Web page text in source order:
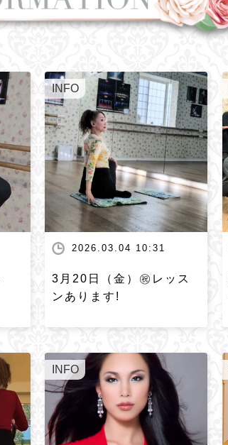
INFO
2026.03.04 10:31
3月20日（金）㊗️レッス
ンあります!
INFO